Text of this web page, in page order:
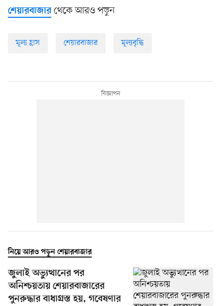
শেয়ারবাজারথেকে আরও পড়ুন
মূল্য হ্রাস শেয়ারবাজার মূল্যবৃদ্ধি
নিয়ে আরও পড়ুন শেয়ারবাজার
জুলাই অভ্যুত্থানের পর
অনিশ্চয়তায় শেয়ারবাজারের
পুনরুদ্ধার বাধাগ্রস্ত হয়, গবেষণার